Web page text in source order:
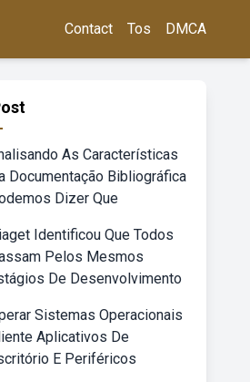
Contact Tos DMCA
As Características
Documentação Bibliográfica
Dizer Que
Identificou Que Todos
Pelos Mesmos
De Desenvolvimento
Sistemas Operacionais
Aplicativos De
E Periféricos